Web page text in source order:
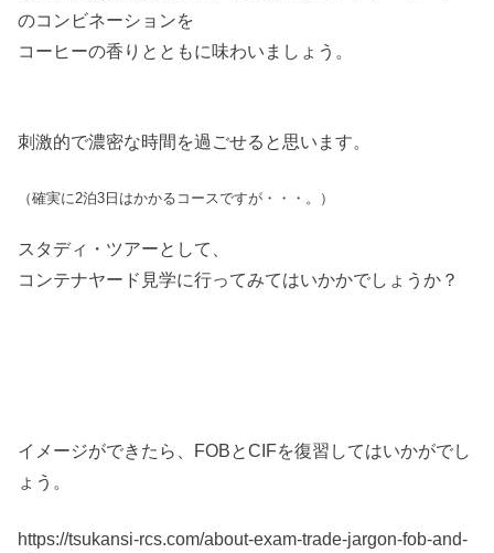
のコンビネーションを
コーヒーの香りとともに味わいましょう。
刺激的で濃密な時間を過ごせると思います。
（確実に2泊3日はかかるコースですが・・・。）
スタディ・ツアーとして、
コンテナヤード見学に行ってみてはいかかでしょうか？
イメージができたら、FOBとCIFを復習してはいかがでし
ょう。
https://tsukansi-rcs.com/about-exam-trade-jargon-fob-and-